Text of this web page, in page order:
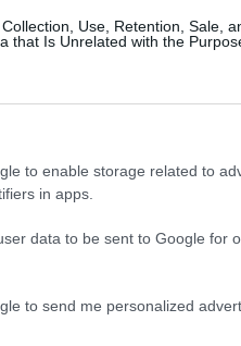
Use, Retention, Sale,
that Is Unrelated with the
to enable storage related to
in apps.
data to be sent to Google for
to send me personalized